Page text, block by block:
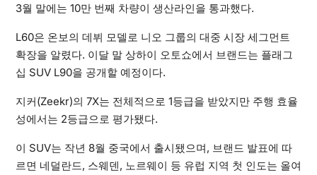
3월 말에는 10만 번째 차량이 생산라인을 통과했다.
L60은 온보의 데뷔 모델로 니오 그룹의 대중 시장 세그먼트
확장을 알렸다. 이달 말 상하이 오토쇼에서 브랜드는 플래그
십 SUV L90을 공개할 예정이다.
지커(Zeekr)의 7X는 전체적으로 1등급을 받았지만 주행 효율
성에서는 2등급으로 평가됐다.
이 SUV는 작년 8월 중국에서 출시됐으며, 브랜드 발표에 따
르면 네덜란드, 스웨덴, 노르웨이 등 유럽 지역 첫 인도는 올여